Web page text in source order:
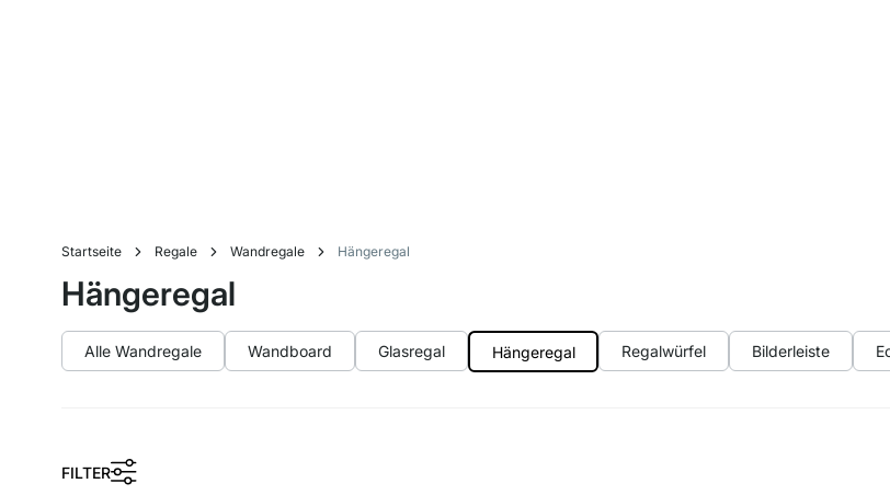
Startseite Regale Wandregale Hängeregal
Hängeregal
Alle Wandregale Wandboard Glasregal Hängeregal Regalwürfel Bilderleiste
FILTER